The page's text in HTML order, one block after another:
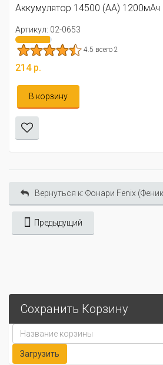
14500 (АА) 1200мАч 3.7V Li-ion
02-0653
4.5 всего 2
Вернуться к: Фонари Fenix
Предыдущий
Сохранить Корзину